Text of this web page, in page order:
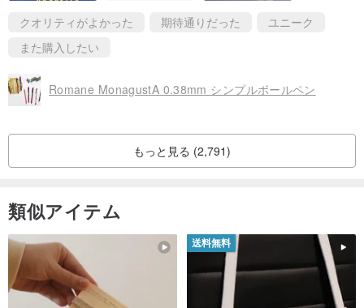
クオリティがよかった 期待通りだった
ユニーク
また購入したい
Romane MonagustA 0.38mm シンプルボールペン
もっと見る (2,791)
類似アイテム
送料無料